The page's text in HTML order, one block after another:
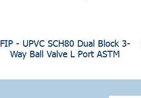
FIP - UPVC SCH80 Dual Block 3-
Way Ball Valve L Port ASTM